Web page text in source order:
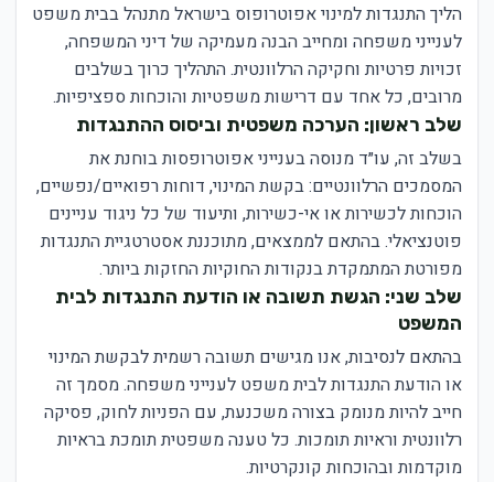
הליך התנגדות למינוי אפוטרופוס בישראל מתנהל בבית משפט
לענייני משפחה ומחייב הבנה מעמיקה של דיני המשפחה,
זכויות פרטיות וחקיקה הרלוונטית. התהליך כרוך בשלבים
מרובים, כל אחד עם דרישות משפטיות והוכחות ספציפיות.
שלב ראשון: הערכה משפטית וביסוס ההתנגדות
בשלב זה, עו״ד מנוסה בענייני אפוטרופסות בוחנת את
המסמכים הרלוונטיים: בקשת המינוי, דוחות רפואיים/נפשיים,
הוכחות לכשירות או אי-כשירות, ותיעוד של כל ניגוד עניינים
פוטנציאלי. בהתאם לממצאים, מתוכננת אסטרטגיית התנגדות
מפורטת המתמקדת בנקודות החוקיות החזקות ביותר.
שלב שני: הגשת תשובה או הודעת התנגדות לבית
המשפט
בהתאם לנסיבות, אנו מגישים תשובה רשמית לבקשת המינוי
או הודעת התנגדות לבית משפט לענייני משפחה. מסמך זה
חייב להיות מנומק בצורה משכנעת, עם הפניות לחוק, פסיקה
רלוונטית וראיות תומכות. כל טענה משפטית תומכת בראיות
מוקדמות ובהוכחות קונקרטיות.